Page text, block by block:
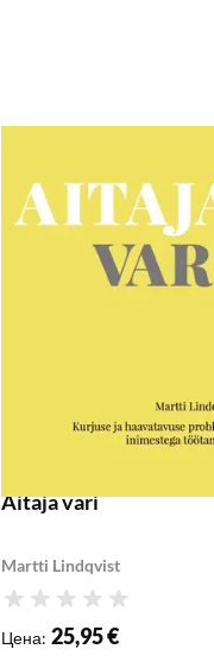
Aitaja vari
Martti Lindqvist
Рейтинг
Цена: 25,95 €
Добавить в корзину